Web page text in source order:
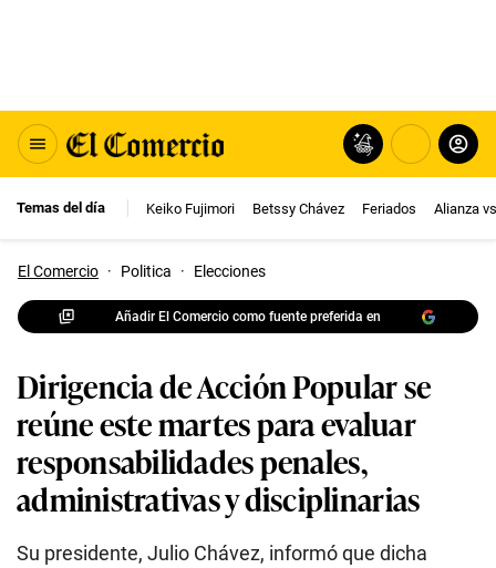
Temas del día Keiko Fujimori Betssy Chávez Feriados Alianza
El Comercio · Politica · Elecciones
Añadir El Comercio como fuente preferida en
Dirigencia de Acción Popular se
reúne este martes para evaluar
responsabilidades penales,
administrativas y disciplinarias
Su presidente, Julio Chávez, informó que dicha